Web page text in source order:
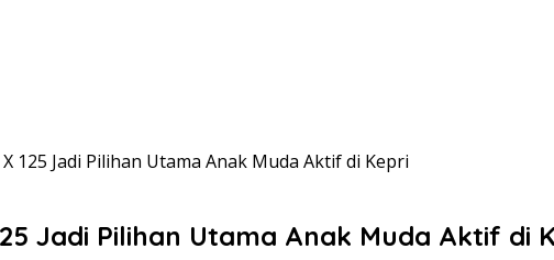
125 Jadi Pilihan Utama Anak Muda Aktif di Kepri
Jadi Pilihan Utama Anak Muda Aktif di